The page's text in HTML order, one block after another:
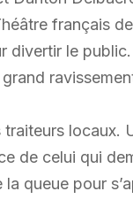
français
divertir le
locaux.
de celui qui
queue pour